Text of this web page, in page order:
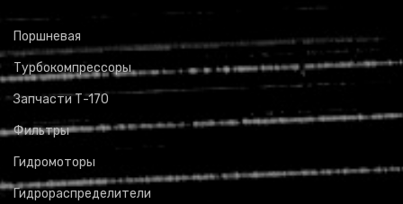
Поршневая
Турбокомпрессоры
Запчасти Т-170
Фильтры
Гидромоторы
Гидрораспределители